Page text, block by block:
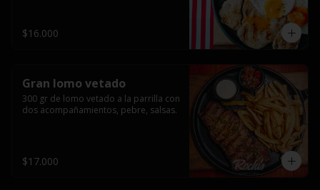
$16.000
Gran lomo vetado
300 gr de lomo vetado a la parrilla con
dos acompañamientos, pebre, salsas.
$17.000